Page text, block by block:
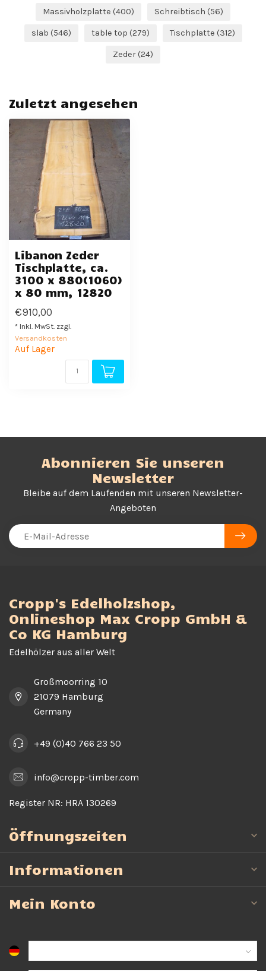
Massivholzplatte (400) Schreibtisch (56)
slab (546) table top (279) Tischplatte (312)
Zeder (24)
Zuletzt angesehen
Libanon Zeder
Tischplatte, ca.
3100 x 880(1060)
x 80 mm, 12820
€910,00
* Inkl. MwSt. zzgl.
Versandkosten
Auf Lager
Abonnieren Sie unseren
Newsletter
Bleibe auf dem Laufenden mit unseren Newsletter-
Angeboten
Cropp's Edelholzshop,
Onlineshop Max Cropp GmbH &
Co KG Hamburg
Edelhölzer aus aller Welt
Großmoorring 10
21079 Hamburg
Germany
+49 (0)40 766 23 50
info@cropp-timber.com
Register NR: HRA 130269
Öffnungszeiten
Informationen
Mein Konto